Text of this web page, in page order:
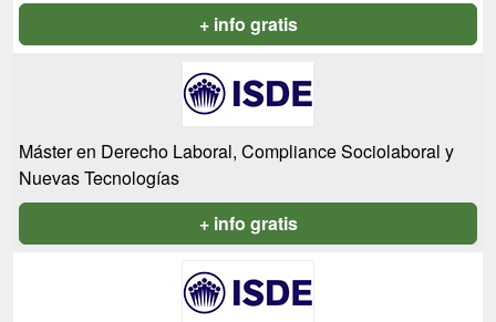
+ info gratis
Máster en Derecho Laboral, Compliance Sociolaboral y
Nuevas Tecnologías
+ info gratis